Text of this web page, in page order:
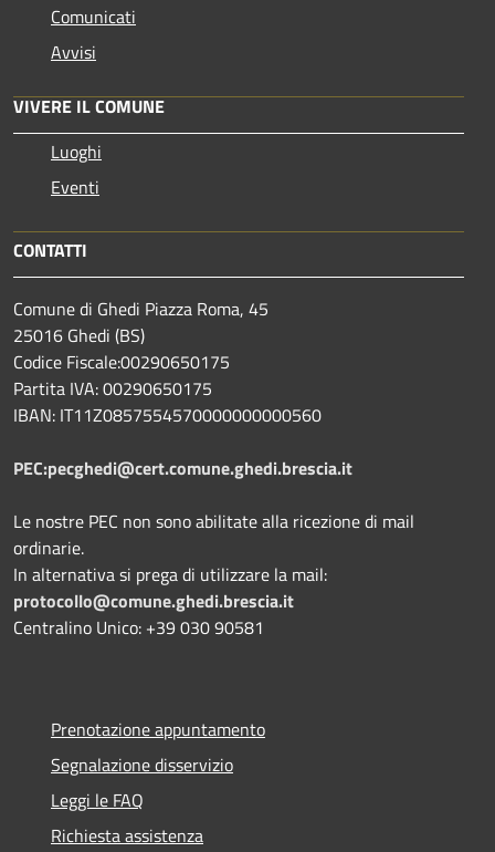
Comunicati
Avvisi
VIVERE IL COMUNE
Luoghi
Eventi
CONTATTI
Comune di Ghedi Piazza Roma, 45
25016 Ghedi (BS)
Codice Fiscale:00290650175
Partita IVA: 00290650175
IBAN: IT11Z0857554570000000000560
PEC:pecghedi@cert.comune.ghedi.brescia.it
Le nostre PEC non sono abilitate alla ricezione di mail
ordinarie.
In alternativa si prega di utilizzare la mail:
protocollo@comune.ghedi.brescia.it
Centralino Unico: +39 030 90581
Prenotazione appuntamento
Segnalazione disservizio
Leggi le FAQ
Richiesta assistenza